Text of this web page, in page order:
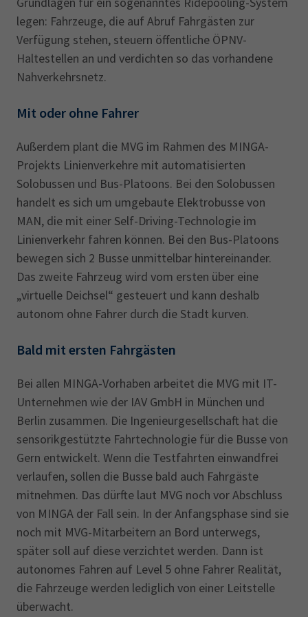
legen: Fahrzeuge, die auf Abruf Fahrgästen zur
Verfügung stehen, steuern öffentliche ÖPNV-
Haltestellen an und verdichten so das vorhandene
Nahverkehrsnetz.
Mit oder ohne Fahrer
Außerdem plant die MVG im Rahmen des MINGA-
Projekts Linienverkehre mit automatisierten
Solobussen und Bus-Platoons. Bei den Solobussen
handelt es sich um umgebaute Elektrobusse von
MAN, die mit einer Self-Driving-Technologie im
Linienverkehr fahren können. Bei den Bus-Platoons
bewegen sich 2 Busse unmittelbar hintereinander.
Das zweite Fahrzeug wird vom ersten über eine
„virtuelle Deichsel“ gesteuert und kann deshalb
autonom ohne Fahrer durch die Stadt kurven.
Bald mit ersten Fahrgästen
Bei allen MINGA-Vorhaben arbeitet die MVG mit IT-
Unternehmen wie der IAV GmbH in München und
Berlin zusammen. Die Ingenieurgesellschaft hat die
sensorikgestützte Fahrtechnologie für die Busse von
Gern entwickelt. Wenn die Testfahrten einwandfrei
verlaufen, sollen die Busse bald auch Fahrgäste
mitnehmen. Das dürfte laut MVG noch vor Abschluss
von MINGA der Fall sein. In der Anfangsphase sind sie
noch mit MVG-Mitarbeitern an Bord unterwegs,
später soll auf diese verzichtet werden. Dann ist
autonomes Fahren auf Level 5 ohne Fahrer Realität,
die Fahrzeuge werden lediglich von einer Leitstelle
überwacht.